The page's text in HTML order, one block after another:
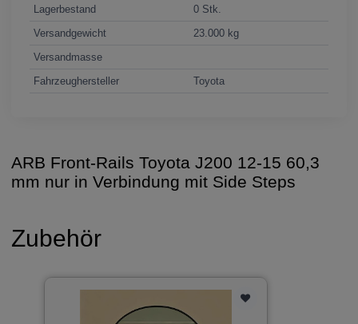
Lagerbestand
0 Stk.
Versandgewicht
23.000 kg
Versandmasse
Fahrzeughersteller
Toyota
ARB Front-Rails Toyota J200 12-15 60,3
mm nur in Verbindung mit Side Steps
Zubehör